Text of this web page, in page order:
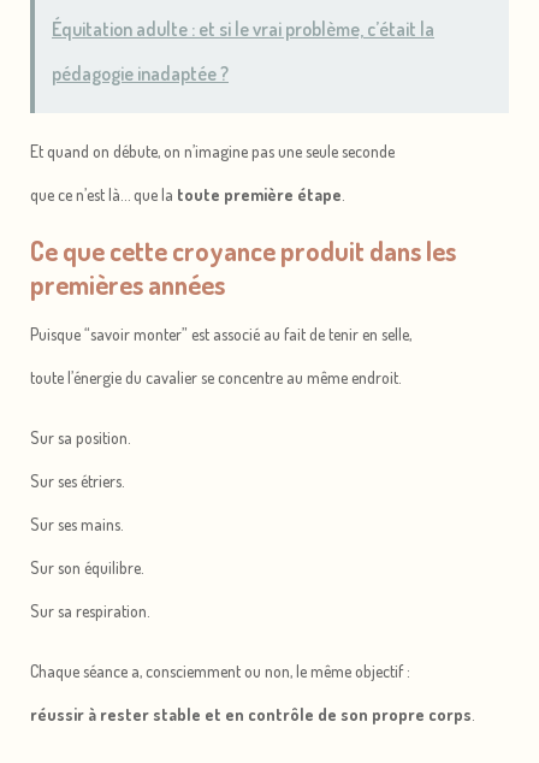
Équitation adulte : et si le vrai problème, c’était la
pédagogie inadaptée ?
Et quand on débute, on n’imagine pas une seule seconde
que ce n’est là… que la toute première étape
Ce que cette croyance produit dans les
premières années
Puisque “savoir monter” est associé au fait de tenir en selle,
toute l’énergie du cavalier se concentre au même endroit.
Sur sa position.
Sur ses étriers.
Sur ses mains.
Sur son équilibre.
Sur sa respiration.
Chaque séance a, consciemment ou non, le même objectif :
réussir à rester stable et en contrôle de son propre corps